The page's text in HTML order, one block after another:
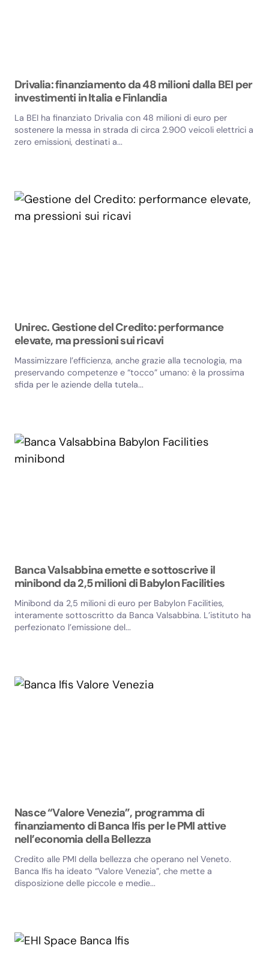
Drivalia: finanziamento da 48 milioni dalla BEI per
investimenti in Italia e Finlandia
La BEI ha finanziato Drivalia con 48 milioni di euro per
sostenere la messa in strada di circa 2.900 veicoli elettrici a
zero emissioni, destinati a...
Unirec. Gestione del Credito: performance
elevate, ma pressioni sui ricavi
Massimizzare l’efficienza, anche grazie alla tecnologia, ma
preservando competenze e “tocco” umano: è la prossima
sfida per le aziende della tutela...
Banca Valsabbina emette e sottoscrive il
minibond da 2,5 milioni di Babylon Facilities
Minibond da 2,5 milioni di euro per Babylon Facilities,
interamente sottoscritto da Banca Valsabbina. L’istituto ha
perfezionato l’emissione del...
Nasce “Valore Venezia”, programma di
finanziamento di Banca Ifis per le PMI attive
nell’economia della Bellezza
Credito alle PMI della bellezza che operano nel Veneto.
Banca Ifis ha ideato “Valore Venezia”, che mette a
disposizione delle piccole e medie...